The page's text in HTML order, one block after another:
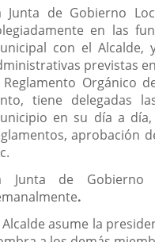
Junta de Gobierno
en las
con el Alcalde,
previstas
Orgánico
tiene delegadas
en su día a
aprobación
Junta de Gobierno
.
Alcalde asume la